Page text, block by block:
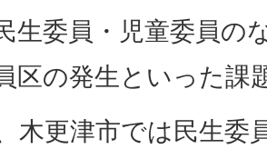
生委員・児童委員の
区の発生といった課
木更津市では民生委